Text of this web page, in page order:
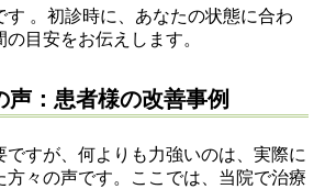
す 。初診時に、あなたの状態に合わ
の目安をお伝えします。
声：患者様の改善事例
ですが、何よりも力強いのは、実際に
方々の声です。ここでは、当院で治療